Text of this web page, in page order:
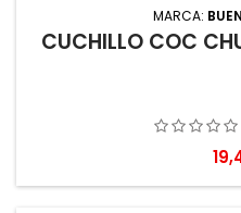
MARCA:
CUCHILLO COC